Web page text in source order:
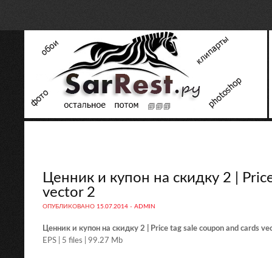
Ценник и купон на скидку 2 |
vector 2
ОПУБЛИКОВАНО 15.07.2014 - ADMIN
Ценник и купон на скидку 2 | Price tag sale coupon and cards
EPS | 5 files | 99.27 Mb